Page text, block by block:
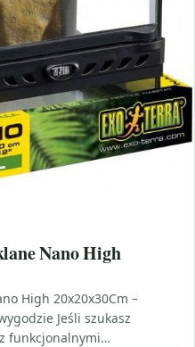
Nano High
High 20x20x30Cm –
Jeśli szukasz
funkcjonalnymi